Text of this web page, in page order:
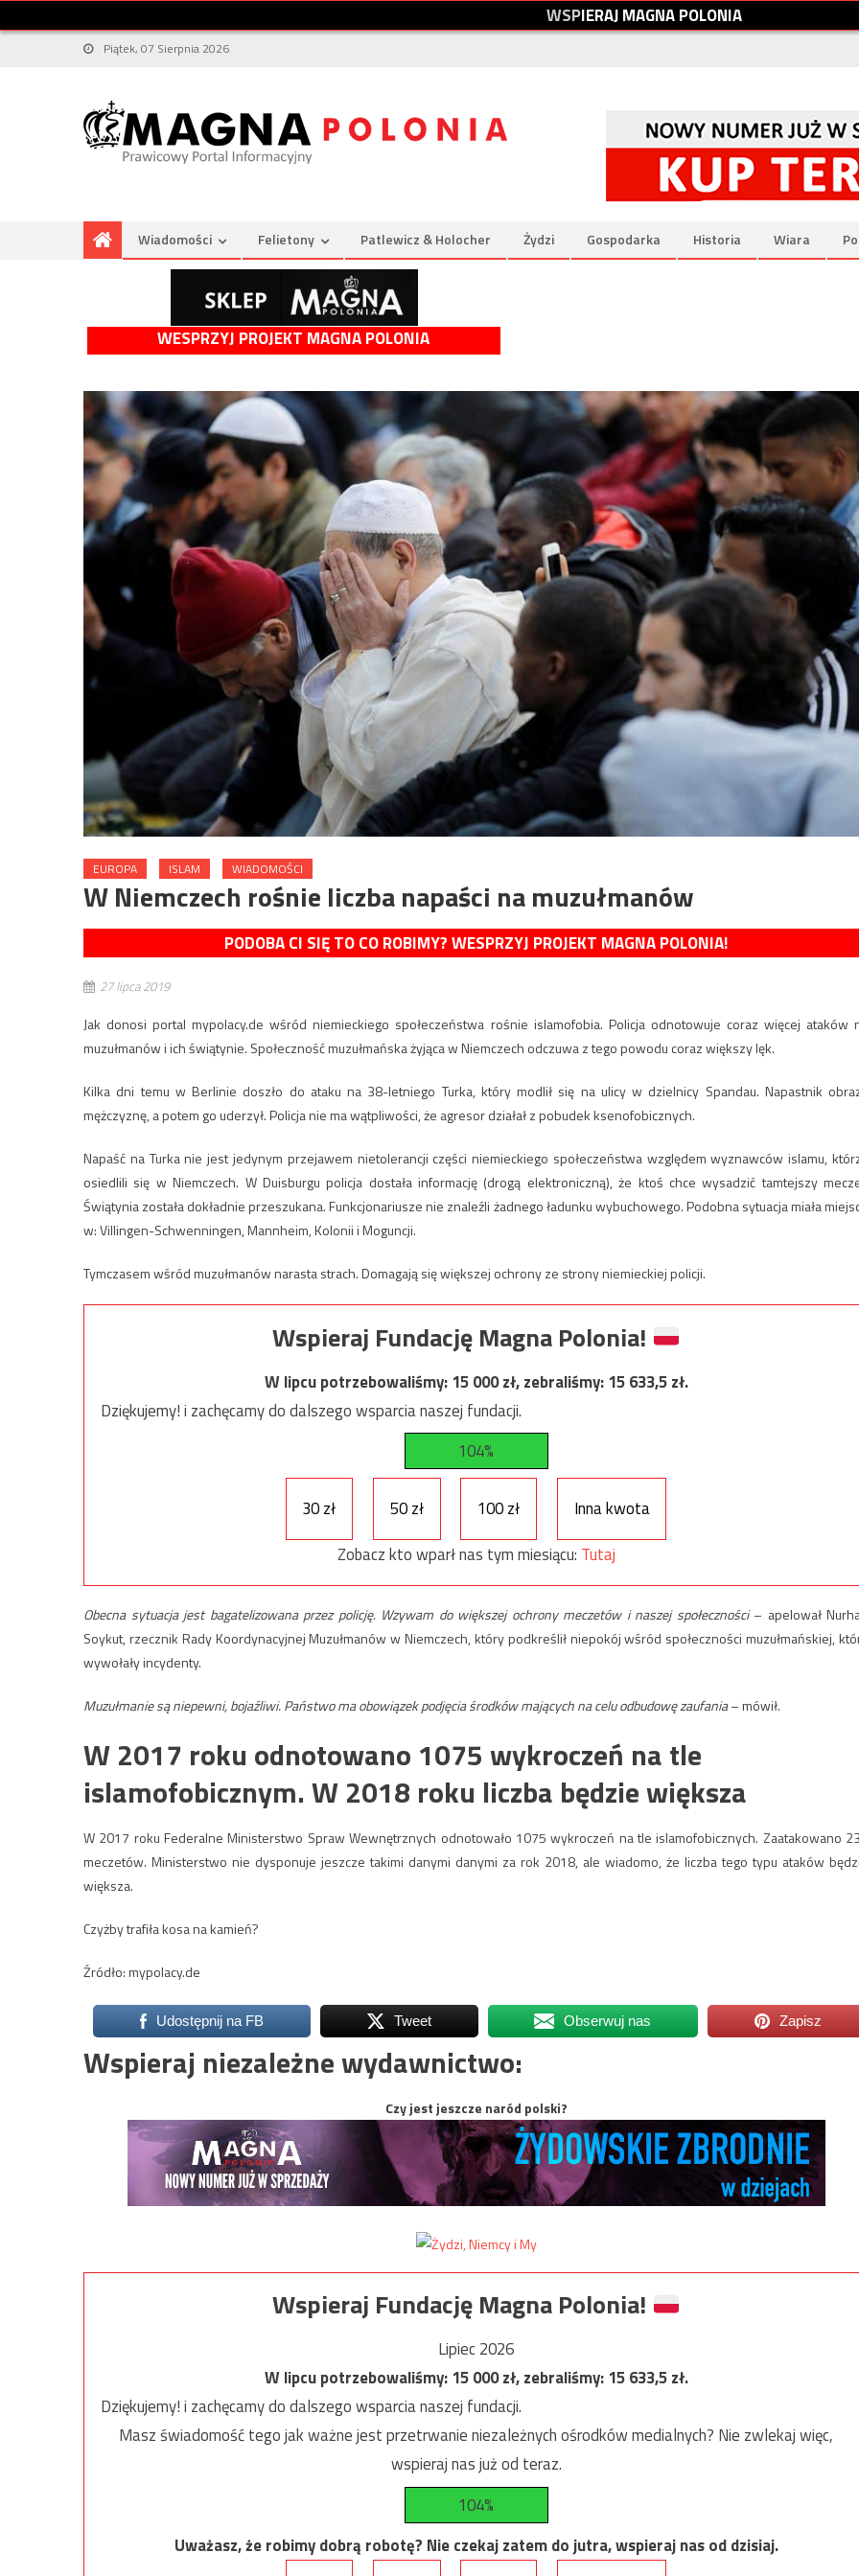
WSPIERAJMAGNAPOLONIA
Piątek, 07 Sierpnia 2026
Wiadomości Felietony Patlewicz & Holocher Żydzi Gospodarka Historia Wiara
WESPRZYJ PROJEKT MAGNA POLONIA
EUROPA ISLAM WIADOMOŚCI
W Niemczech rośnie liczba napaści na muzułmanów
PODOBA CI SIĘ TO CO ROBIMY? WESPRZYJ PROJEKT MAGNA POLONIA!
27 lipca 2019
Jak donosi portal mypolacy.de wśród niemieckiego społeczeństwa rośnie islamofobia. Policja odnotowuje coraz więcej ataków
muzułmanów i ich świątynie. Społeczność muzułmańska żyjąca w Niemczech odczuwa z tego powodu coraz większy lęk.
Kilka dni temu w Berlinie doszło do ataku na 38-letniego Turka, który modlił się na ulicy w dzielnicy Spandau. Napastnik
mężczyznę, a potem go uderzył. Policja nie ma wątpliwości, że agresor działał z pobudek ksenofobicznych.
Napaść na Turka nie jest jedynym przejawem nietolerancji części niemieckiego społeczeństwa względem wyznawców islamu,
osiedlili się w Niemczech. W Duisburgu policja dostała informację (drogą elektroniczną), że ktoś chce wysadzić tamtejszy
Świątynia została dokładnie przeszukana. Funkcjonariusze nie znaleźli żadnego ładunku wybuchowego. Podobna sytuacja miała
w: Villingen-Schwenningen, Mannheim, Kolonii i Moguncji.
Tymczasem wśród muzułmanów narasta strach. Domagają się większej ochrony ze strony niemieckiej policji.
Wspieraj Fundację Magna Polonia!
W lipcu potrzebowaliśmy:15 000zł, zebraliśmy:15 633,5zł.
Dziękujemy! i zachęcamy do dalszego wsparcia naszej fundacji.
104%
30 zł 50 zł 100 zł
Inna kwota
Zobacz kto wparł nas tym miesiącu: Tutaj
Obecna sytuacja jest bagatelizowana przez policję. Wzywam do większej ochrony meczetów i naszej społeczności– apelował
Soykut, rzecznik Rady Koordynacyjnej Muzułmanów w Niemczech, który podkreślił niepokój wśród społeczności muzułmańskiej,
wywołały incydenty.
Muzułmanie są niepewni, bojaźliwi. Państwo ma obowiązek podjęcia środków mających na celu odbudowę zaufania– mówił.
W 2017 roku odnotowano 1075 wykroczeń na tle
islamofobicznym. W 2018 roku liczba będzie większa
W 2017 roku Federalne Ministerstwo Spraw Wewnętrznych odnotowało 1075 wykroczeń na tle islamofobicznych. Zaatakowano
meczetów. Ministerstwo nie dysponuje jeszcze takimi danymi danymi za rok 2018, ale wiadomo, że liczba tego typu ataków
większa.
Czyżby trafiła kosa na kamień?
Źródło: mypolacy.de
Udostępnij na FB Tweet Obserwuj nas Zapisz
Wspieraj niezależne wydawnictwo:
Czy jest jeszcze naród polski?
Wspieraj Fundację Magna Polonia!
Lipiec 2026
W lipcu potrzebowaliśmy:15 000zł, zebraliśmy:15 633,5zł.
Dziękujemy! i zachęcamy do dalszego wsparcia naszej fundacji.
Masz świadomość tego jak ważne jest przetrwanie niezależnych ośrodków medialnych? Nie zwlekaj więc,
wspieraj nas już od teraz.
104%
Uważasz, że robimy dobrą robotę? Nie czekaj zatem do jutra, wspieraj nas od dzisiaj.